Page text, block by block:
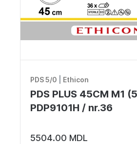
PDS 5/0 Ethicon
PDS PLUS 45CM M1
PDP9101H / nr.36
5504.00 MDL